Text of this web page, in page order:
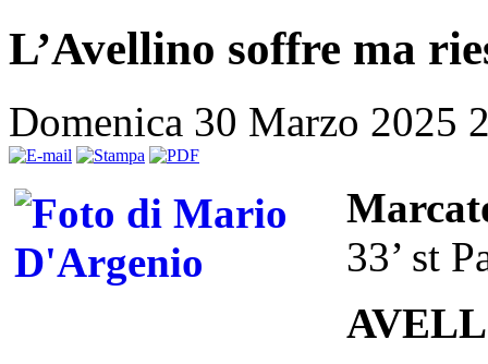
L’Avellino soffre ma
Domenica 30 Marzo 2025
33’ st